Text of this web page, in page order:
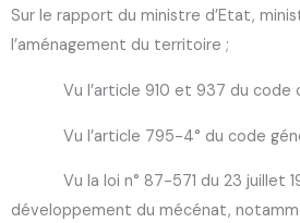
Sur le rapport du ministre d’Etat,
l’aménagement du territoire ;
Vu l’article 910 et 937 du code
Vu l’article 795-4° du code
Vu la loi n° 87-571 du 23 juillet
développement du mécénat,